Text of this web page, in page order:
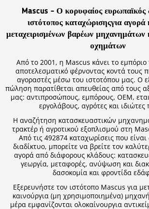
Mascus - Ο κορυφαίος ευρωπαϊκός
ιστότοπος καταχώρισης​για
μεταχειρισμένων βαρέων μηχανημάτων
οχημάτων
Από το 2001, η Mascus κάνει το εμπόριο
αποτελεσματικό φέρνοντας κοντά τους
αγοραστές μέσω του ιστοτόπου μας. Ο
πώληση παρατίθεται απευθείας από τους
μας: αντιπροσώπους, εμπόρους, OEM,
εργολάβους, αγρότες και ιδιώτες
Η αναζήτηση κατασκευαστικών
τρακτέρ ή αγροτικού εξοπλισμού στη
Από τις 492874 καταχωρίσεις που είναι
διαδίκτυο, μπορείτε να βρείτε τον
αγορά από διάφορους κλάδους:
γεωργία, μεταφορές, ανύψωση και
δασοκομία και φροντίδα
Εξερευνήστε τον ιστότοπο Mascus για
καινούργια (μη χρησιμοποιημένα)
μέρα εμφανίζονται ολοκαίνουργια